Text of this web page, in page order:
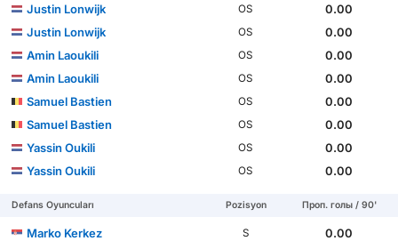
Justin Lonwijk
OS
0.00
Justin Lonwijk
OS
0.00
Amin Laoukili
OS
0.00
Amin Laoukili
OS
0.00
Samuel Bastien
OS
0.00
Samuel Bastien
OS
0.00
Yassin Oukili
OS
0.00
Yassin Oukili
OS 0.00
Defans Oyuncuları Pozisyon Проп. голы / 90'
Marko Kerkez S
0.00